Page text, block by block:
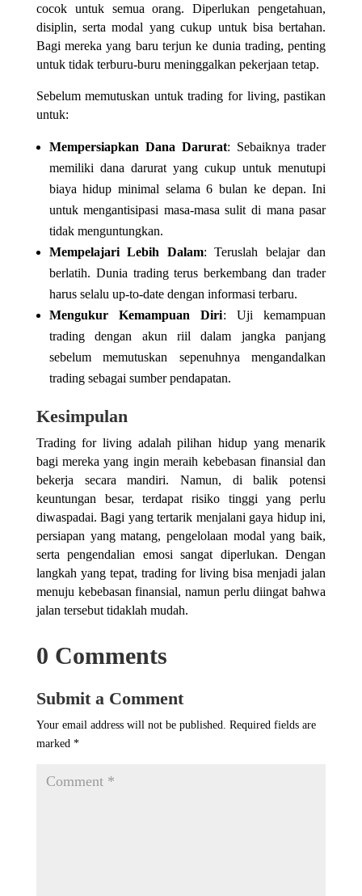
cocok untuk semua orang. Diperlukan pengetahuan,
disiplin, serta modal yang cukup untuk bisa bertahan.
Bagi mereka yang baru terjun ke dunia trading, penting
untuk tidak terburu-buru meninggalkan pekerjaan tetap.
Sebelum memutuskan untuk trading for living, pastikan
untuk:
Mempersiapkan Dana Darurat: Sebaiknya trader
memiliki dana darurat yang cukup untuk menutupi
biaya hidup minimal selama 6 bulan ke depan. Ini
untuk mengantisipasi masa-masa sulit di mana pasar
tidak menguntungkan.
Mempelajari Lebih Dalam: Teruslah belajar dan
berlatih. Dunia trading terus berkembang dan trader
harus selalu up-to-date dengan informasi terbaru.
Mengukur Kemampuan Diri: Uji kemampuan
trading dengan akun riil dalam jangka panjang
sebelum memutuskan sepenuhnya mengandalkan
trading sebagai sumber pendapatan.
Kesimpulan
Trading for living adalah pilihan hidup yang menarik
bagi mereka yang ingin meraih kebebasan finansial dan
bekerja secara mandiri. Namun, di balik potensi
keuntungan besar, terdapat risiko tinggi yang perlu
diwaspadai. Bagi yang tertarik menjalani gaya hidup ini,
persiapan yang matang, pengelolaan modal yang baik,
serta pengendalian emosi sangat diperlukan. Dengan
langkah yang tepat, trading for living bisa menjadi jalan
menuju kebebasan finansial, namun perlu diingat bahwa
jalan tersebut tidaklah mudah.
0 Comments
Submit a Comment
Your email address will not be published. Required fields are
marked *